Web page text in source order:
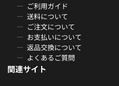
ご利用ガイド
送料について
ご注文について
お支払いについて
返品交換について
よくあるご質問
関連サイト